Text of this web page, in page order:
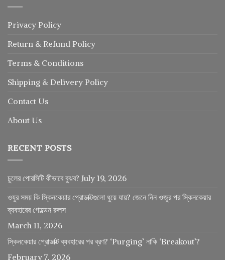
Privacy Policy
Return & Refund Policy
Terms & Conditions
Shipping & Delivery Policy
Contact Us
About Us
RECENT POSTS
চুলের পোরসিটি কীভাবে বুঝব? July 19, 2026
ওযুর সময় কি স্কিনকেয়ার প্রোডাক্টগুলো ধুয়ে যায়? জেনে নিন ওজুর পর স্কিনকেয়ার
ব্যবহারের গোল্ডেন রুলস
March 11, 2026
স্কিনকেয়ার প্রোডাক্ট ব্যবহারের পর ব্রণ? ‘Purging’ নাকি ‘Breakout’?
February 7, 2026